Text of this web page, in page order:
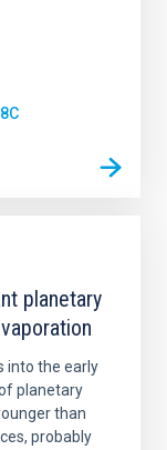
planetary
into the early
planetary
than
probably